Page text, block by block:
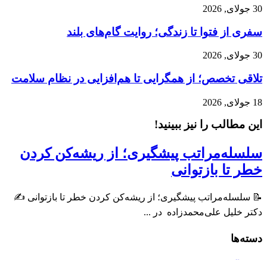
30 جولای, 2026
سفری از فتوا تا زندگی؛ روایت گام‌های بلند
30 جولای, 2026
تلاقی تخصص؛ از همگرایی تا هم‌افزایی در نظام سلامت
18 جولای, 2026
این مطالب را نیز ببینید!
سلسله‌مراتب پیشگیری؛ از ریشه‌کن کردن
خطر تا بازتوانی
📝 سلسله‌مراتب پیشگیری؛ از ریشه‌کن کردن خطر تا بازتوانی ✍️
دکتر خلیل علی‌محمدزاده ‌ در ...
دسته‌ها